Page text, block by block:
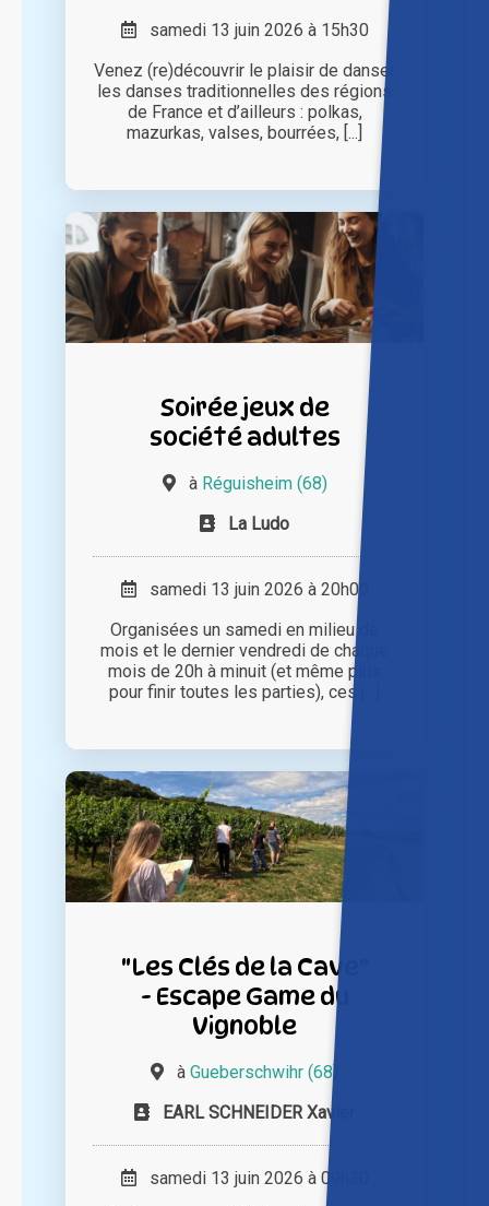
samedi 13 juin 2026 à 15h30
Venez (re)découvrir le plaisir de danser
les danses traditionnelles des régions
de France et d’ailleurs : polkas,
mazurkas, valses, bourrées, [...]
Soirée jeux de
société adultes
à Réguisheim (68)
La Ludo
samedi 13 juin 2026 à 20h00
Organisées un samedi en milieu de
mois et le dernier vendredi de chaque
mois de 20h à minuit (et même plus
pour finir toutes les parties), ces [...]
"Les Clés de la Cave"
- Escape Game du
Vignoble
à Gueberschwihr (68)
EARL SCHNEIDER Xavier
samedi 13 juin 2026 à 09h30